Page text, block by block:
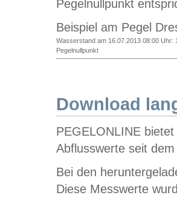
Pegelnullpunkt
Beispiel am Pegel
Wasserstand am 16.07.2013 08:00 Uhr:
Pegelnullpunkt
Download
PEGELONLINE
Abflusswerte seit
Bei den
Diese Messwerte